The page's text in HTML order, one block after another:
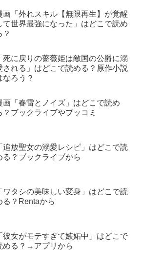
画「外れスキル【無限再生】が覚醒
て世界最強になった」はどこで読め
？
死に戻りの薔薇姫は敵国の公爵に溺
される」はどこで読める？原作小説
なろう？
画「春雷とノイズ」はどこで読め
？ブックライブやブッコミ
追放聖女の溺愛レシピ」はどこで読
る？ブックライブから
ワタシの美味しい変身」はどこで読
る？Rentaから
彼女がモテすぎて嫉妬中」はどこで
める？→アプリから